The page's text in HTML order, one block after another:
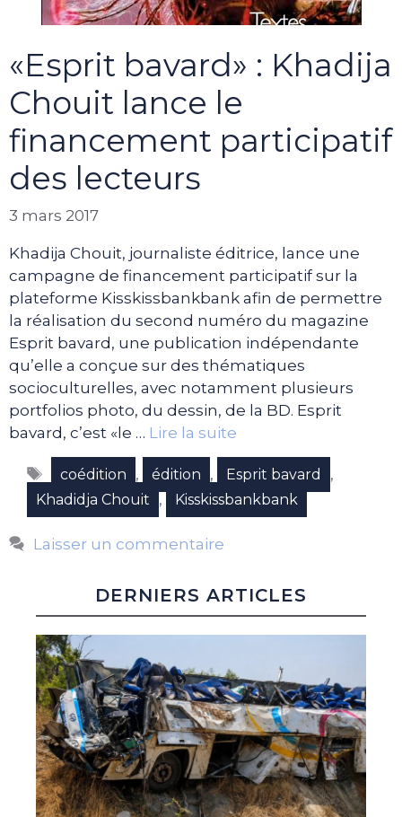
«Esprit bavard» : Khadija
Chouit lance le
financement participatif
des lecteurs
3 mars 2017
Khadija Chouit, journaliste éditrice, lance une
campagne de financement participatif sur la
plateforme Kisskissbankbank afin de permettre
la réalisation du second numéro du magazine
Esprit bavard, une publication indépendante
qu’elle a conçue sur des thématiques
socioculturelles, avec notamment plusieurs
portfolios photo, du dessin, de la BD. Esprit
bavard, c’est «le … Lire la suite
Étiquettes
coédition , édition , Esprit bavard ,
Khadidja Chouit , Kisskissbankbank
Laisser un commentaire
DERNIERS ARTICLES